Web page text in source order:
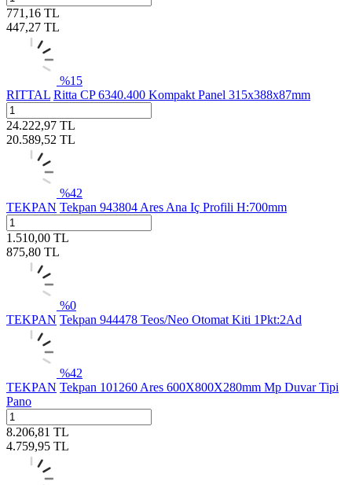
771,16 TL
447,27 TL
%15
RITTAL Ritta CP 6340.400 Kompakt Panel 315x388x87mm
24.222,97 TL
20.589,52 TL
%42
TEKPAN Tekpan 943804 Ares Ana Iç Profili H:700mm
1.510,00 TL
875,80 TL
%0
TEKPAN Tekpan 944478 Teos/Neo Otomat Kiti 1Pkt:2Ad
%42
TEKPAN Tekpan 101260 Ares 600X800X280mm Mp Duvar Tipi
Pano
8.206,81 TL
4.759,95 TL